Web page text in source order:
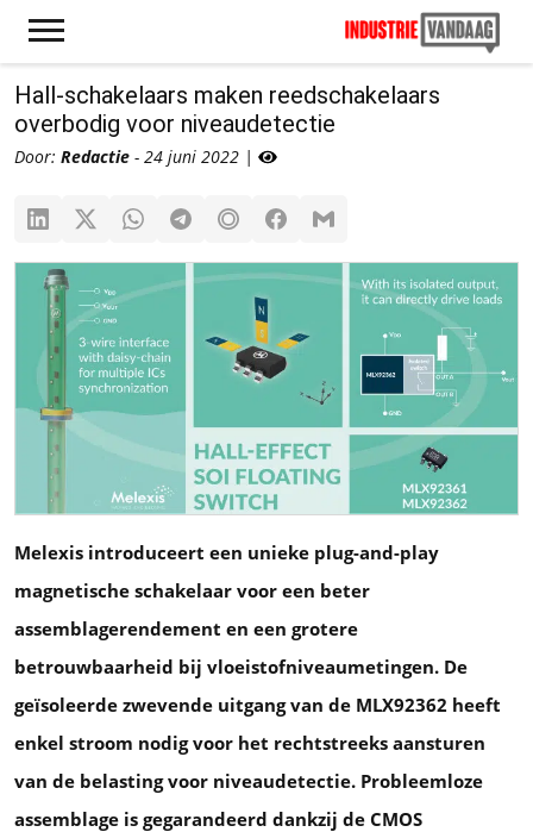
Hall-schakelaars maken reedschakelaars
overbodig voor niveaudetectie
Door: Redactie - 24 juni 2022 |
Melexis introduceert een unieke plug-and-play
magnetische schakelaar voor een beter
assemblagerendement en een grotere
betrouwbaarheid bij vloeistofniveaumetingen. De
geïsoleerde zwevende uitgang van de MLX92362 heeft
enkel stroom nodig voor het rechtstreeks aansturen
van de belasting voor niveaudetectie. Probleemloze
assemblage is gegarandeerd dankzij de CMOS